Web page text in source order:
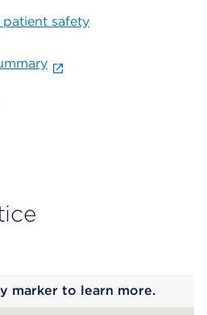
safety
marker to learn more.